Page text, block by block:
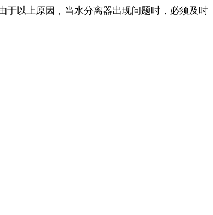
于以上原因，当水分离器出现问题时，必须及时